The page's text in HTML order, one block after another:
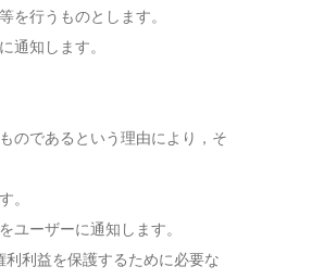
を行うものとします。
通知します。
のであるという理由により，そ
。
ユーザーに通知します。
利益を保護するために必要な